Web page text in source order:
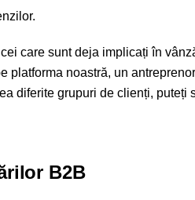
care sunt deja implicați în
platforma noastră, un
diferite grupuri de clienți,
B2B